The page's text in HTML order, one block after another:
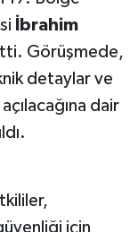
İbrahim
Görüşmede,
detaylar ve
dair
için